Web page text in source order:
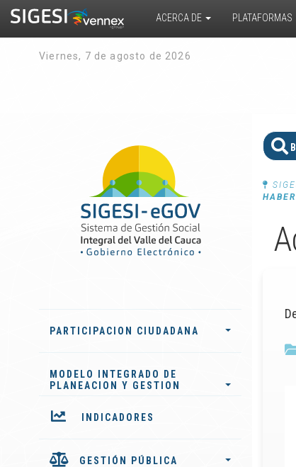
ACERCA DE PLATAFORMAS
Viernes, 7 de agosto de 2026
PARTICIPACION CIUDADANA
MODELO INTEGRADO DE
PLANEACION Y GESTION
INDICADORES
GESTIÓN PÚBLICA